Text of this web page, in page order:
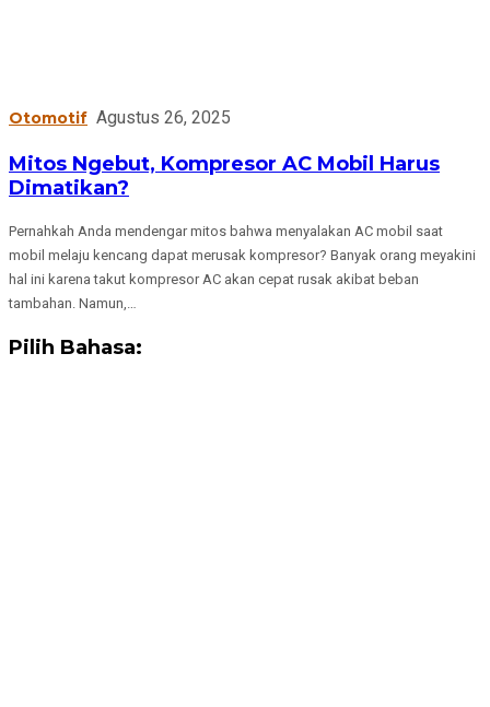
Otomotif Agustus 26, 2025
Mitos Ngebut, Kompresor AC Mobil Harus
Dimatikan?
Pernahkah Anda mendengar mitos bahwa menyalakan AC mobil saat
mobil melaju kencang dapat merusak kompresor? Banyak orang meyakini
hal ini karena takut kompresor AC akan cepat rusak akibat beban
tambahan. Namun,…
Pilih Bahasa: